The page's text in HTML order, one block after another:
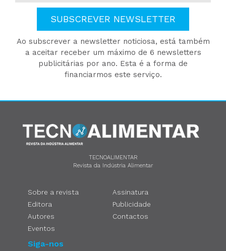
SUBSCREVER NEWSLETTER
Ao subscrever a newsletter noticiosa, está também
a aceitar receber um máximo de 6 newsletters
publicitárias por ano. Esta é a forma de
financiarmos este serviço.
TECNOALIMENTAR
Revista da Indústria Alimentar
Sobre a revista
Editora
Autores
Eventos
Assinatura
Publicidade
Contactos
Siga-nos